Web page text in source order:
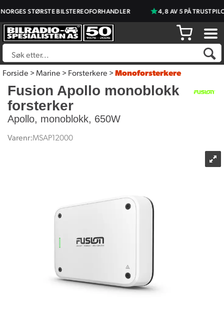
STØRSTE BILSTEREOFORHANDLER 4,8 AV 5 PÅ TRUSTPILOT
Forside>Marine>Forsterkere>Monoforsterkere
Fusion Apollo monoblokk
forsterker
Apollo, monoblokk, 650W
Varenr:MSAP12000